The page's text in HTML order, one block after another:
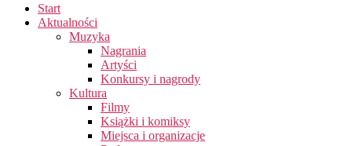
Start
Aktualności
Muzyka
Nagrania
Artyści
Konkursy i nagrody
Kultura
Filmy
Książki i komiksy
Miejsca i organizacje